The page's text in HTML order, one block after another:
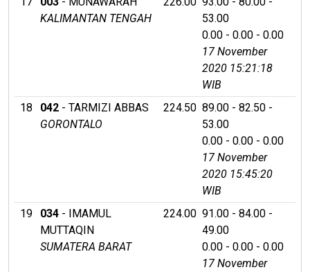
KALIMANTAN TENGAH
53.00
0.00 - 0.00 - 0.00
17 November
2020 15:21:18
WIB
18
042 - TARMIZI ABBAS
GORONTALO
224.50 89.00 - 82.50 -
53.00
0.00 - 0.00 - 0.00
17 November
2020 15:45:20
WIB
19
034 - IMAMUL
MUTTAQIN
SUMATERA BARAT
224.00 91.00 - 84.00 -
49.00
0.00 - 0.00 - 0.00
17 November